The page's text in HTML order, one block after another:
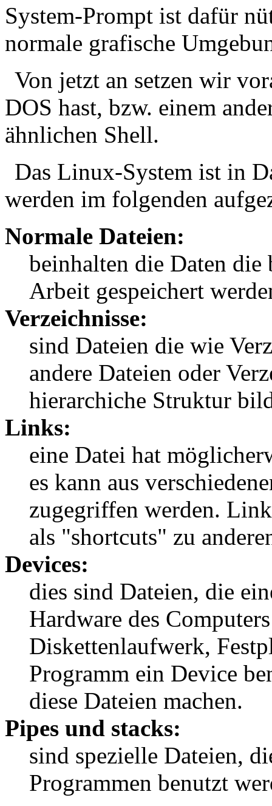
System-Prompt ist dafür
normale grafische
Von jetzt an setzen wir
DOS hast, bzw. einem
ähnlichen Shell.
Das Linux-System ist in
werden im folgenden
Normale Dateien:
beinhalten die Daten
Arbeit gespeichert
Verzeichnisse:
sind Dateien die wie
andere Dateien oder
hierarchiche Struktur
Links:
eine Datei hat
es kann aus
zugegriffen werden.
als "shortcuts" zu
Devices:
dies sind Dateien, die
Hardware des
Diskettenlaufwerk,
Programm ein Device
diese Dateien machen.
Pipes und stacks:
sind spezielle Dateien,
Programmen benutzt